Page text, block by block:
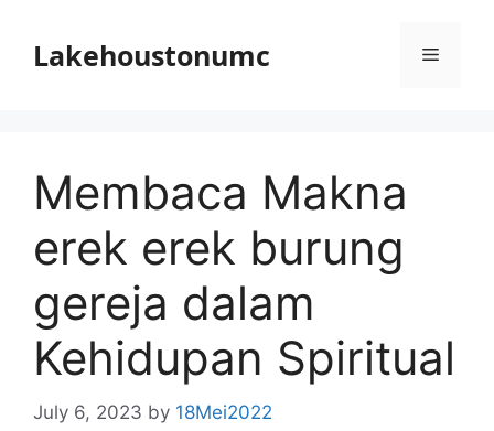
contentLakehoustonumc Menu
Membaca Makna
erek erek burung
gereja dalam
Kehidupan Spiritual
July 6, 2023 by 18Mei2022